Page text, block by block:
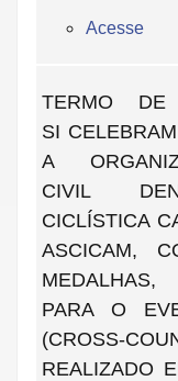
Acesse
TERMO DE
SI
A
CIVIL
CICLÍSTICA
ASCICAM,
PARA O
(CROSS-
REALIZADO